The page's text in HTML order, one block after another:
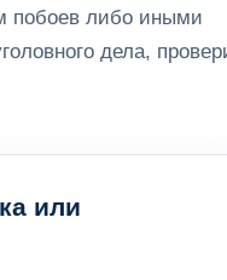
побоев либо иными
дела,
или